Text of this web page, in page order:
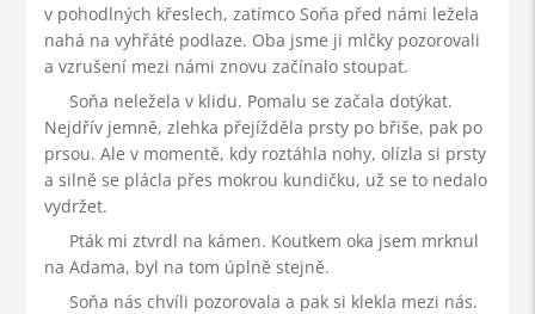
v pohodlných křeslech, zatímco Soňa před námi ležela
nahá na vyhřáté podlaze. Oba jsme ji mlčky pozorovali
a vzrušení mezi námi znovu začínalo stoupat.
Soňa neležela v klidu. Pomalu se začala dotýkat.
Nejdřív jemně, zlehka přejížděla prsty po břiše, pak po
prsou. Ale v momentě, kdy roztáhla nohy, olízla si prsty
a silně se plácla přes mokrou kundičku, už se to nedalo
vydržet.
Pták mi ztvrdl na kámen. Koutkem oka jsem mrknul
na Adama, byl na tom úplně stejně.
Soňa nás chvíli pozorovala a pak si klekla mezi nás.